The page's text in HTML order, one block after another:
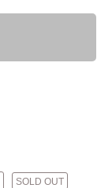
SOLD OUT